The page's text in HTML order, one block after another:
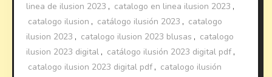
linea de ilusion 2023 , catalogo en linea ilusion 2023 ,
catalogo ilusion , catálogo ilusión 2023 , catalogo
ilusion 2023 , catalogo ilusion 2023 blusas , catalogo
ilusion 2023 digital , catálogo ilusión 2023 digital pdf ,
catalogo ilusion 2023 digital pdf , catalogo ilusión